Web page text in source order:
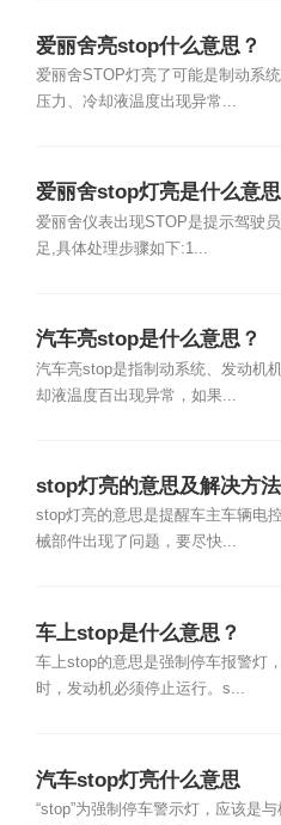
爱丽舍亮stop什么意思？
爱丽舍STOP灯亮了可能是制动系
压力、冷却液温度出现异常...
爱丽舍stop灯亮是什么意思
爱丽舍仪表出现STOP是提示驾驶
足,具体处理步骤如下:1...
汽车亮stop是什么意思？
汽车亮stop是指制动系统、发动机
却液温度百出现异常，如果...
stop灯亮的意思及解决方
stop灯亮的意思是提醒车主车辆电
械部件出现了问题，要尽快...
车上stop是什么意思？
车上stop的意思是强制停车报警灯
时，发动机必须停止运行。s...
汽车stop灯亮什么意思
“stop”为强制停车警示灯，应该是